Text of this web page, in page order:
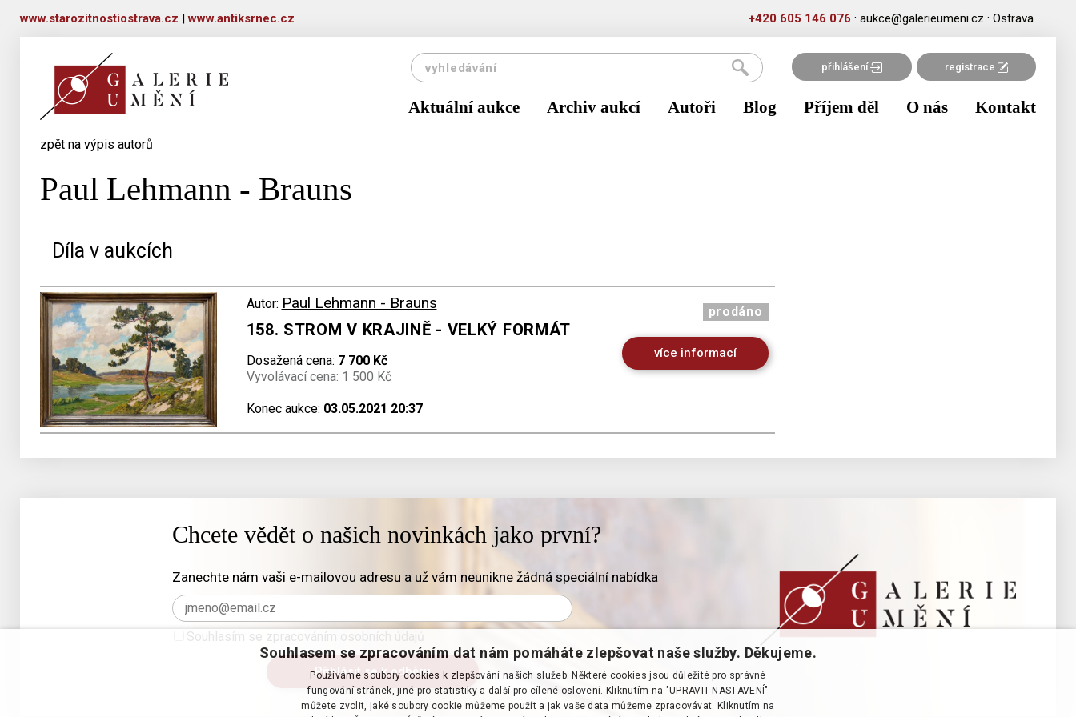
www.starozitnostiostrava.cz |www.antiksrnec.cz +420 605 146 076 · aukce@galerieumeni.cz · Ostrava
přihlášení registrace
Aktuální aukce Archiv aukcí Autoři Blog Příjem děl O nás Kontakt
zpět na výpis autorů
Paul Lehmann - Brauns
Díla v aukcích
Autor: Paul Lehmann - Brauns
158. STROM V KRAJINĚ - VELKÝ FORMÁT
Dosažená cena: 7 700 Kč
Vyvolávací cena: 1 500 Kč
Konec aukce: 03.05.2021 20:37
prodáno
více informací
Chcete vědět o našich novinkách jako první?
Zanechte nám vaši e-mailovou adresu a už vám neunikne žádná speciální nabídka
Souhlasím se zpracováním osobních údajů
Souhlasem se zpracováním dat nám pomáháte zlepšovat naše služby. Děkujeme.
Používáme soubory cookies k zlepšování našich služeb. Některé cookies jsou důležité pro správné
fungování stránek, jiné pro statistiky a další pro cílené oslovení. Kliknutím na "UPRAVIT NASTAVENÍ"
můžete zvolit, jaké soubory cookie můžeme použít a jak vaše data můžeme zpracovávat. Kliknutím na